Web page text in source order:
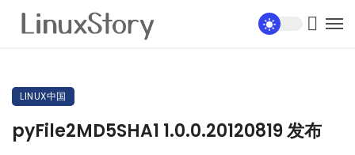
LINUX中国
pyFile2MD5SHA1 1.0.0.20120819 发布